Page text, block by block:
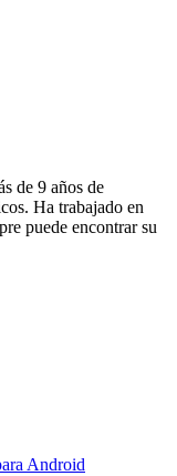
de 9 años de
Ha trabajado en
puede encontrar su
Android